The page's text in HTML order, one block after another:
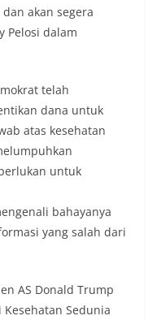
akan segera
Pelosi dalam
telah
dana untuk
atas kesehatan
untuk
bahayanya
yang salah dari
AS Donald Trump
Sedunia